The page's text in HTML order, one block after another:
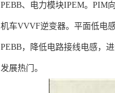
PEBB、电力模块IPEM。PIM
机车VVVF逆变器。平面低电
PEBB，降低电路接线电感，
发展热门。